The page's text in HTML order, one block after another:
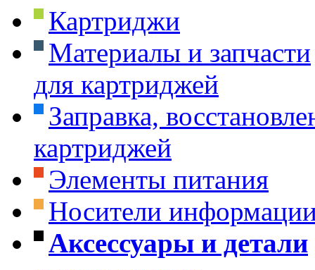
Картриджи
Материалы и запчасти
для картриджей
Заправка,
картриджей
Элементы питания
Носители
Аксессуары и детали